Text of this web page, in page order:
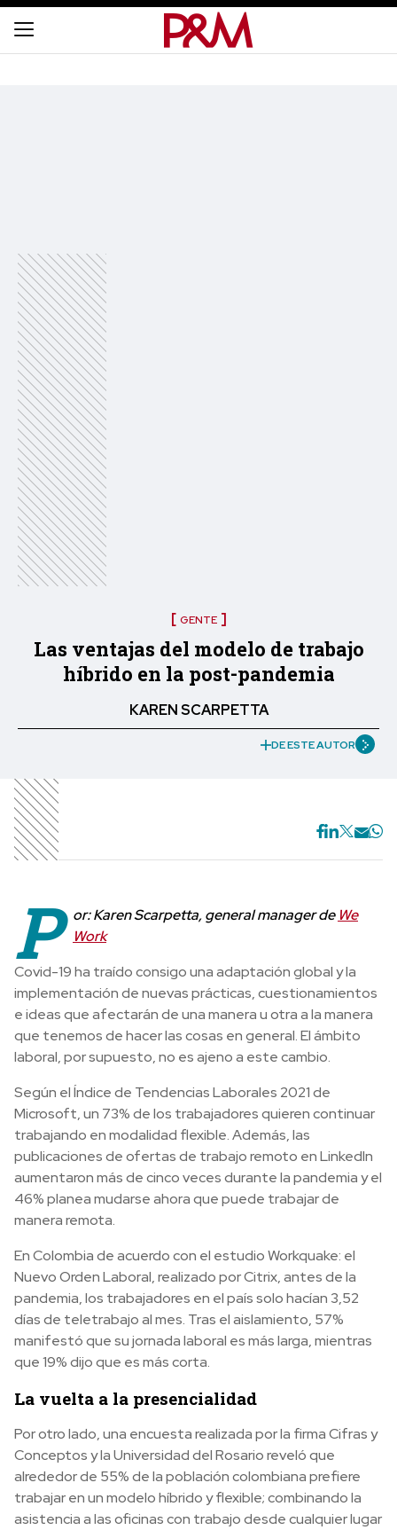
GENTE
Las ventajas del modelo de trabajo
híbrido en la post-pandemia
KAREN SCARPETTA
DE ESTE AUTOR
P or: Karen Scarpetta, general manager de We
Work
Covid-19 ha traído consigo una adaptación global y la
implementación de nuevas prácticas, cuestionamientos
e ideas que afectarán de una manera u otra a la manera
que tenemos de hacer las cosas en general. El ámbito
laboral, por supuesto, no es ajeno a este cambio.
Según el Índice de Tendencias Laborales 2021 de
Microsoft, un 73% de los trabajadores quieren continuar
trabajando en modalidad flexible. Además, las
publicaciones de ofertas de trabajo remoto en LinkedIn
aumentaron más de cinco veces durante la pandemia y el
46% planea mudarse ahora que puede trabajar de
manera remota.
En Colombia de acuerdo con el estudio Workquake: el
Nuevo Orden Laboral, realizado por Citrix, antes de la
pandemia, los trabajadores en el país solo hacían 3,52
días de teletrabajo al mes. Tras el aislamiento, 57%
manifestó que su jornada laboral es más larga, mientras
que 19% dijo que es más corta.
La vuelta a la presencialidad
Por otro lado, una encuesta realizada por la firma Cifras y
Conceptos y la Universidad del Rosario reveló que
alrededor de 55% de la población colombiana prefiere
trabajar en un modelo híbrido y flexible; combinando la
asistencia a las oficinas con trabajo desde cualquier lugar